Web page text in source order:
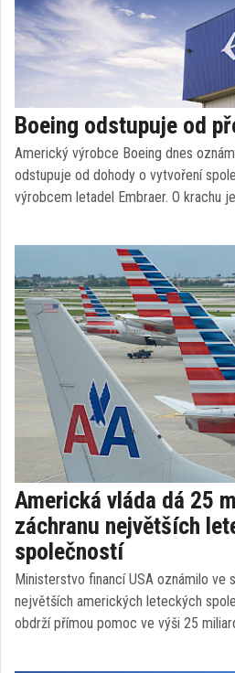
Boeing odstupuje od
Americký výrobce Boeing dnes
odstupuje od dohody o vytvoření
výrobcem letadel Embraer. O krachu
Americká vláda dá 25
záchranu největších
společností
Ministerstvo financí USA oznámilo ve
největších amerických leteckých
obdrží přímou pomoc ve výši 25